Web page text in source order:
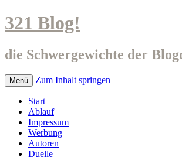
321 Blog!
die Schwergewichte der
Menü Zum Inhalt springen
Start
Ablauf
Impressum
Werbung
Autoren
Duelle